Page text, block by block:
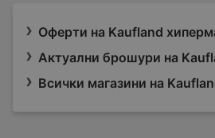
Оферти на Kaufland
Актуални брошури на
Всички магазини на